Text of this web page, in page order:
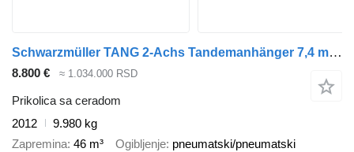
Schwarzmüller TANG 2-Achs Tandemanhänger 7,4 m EDSCHA
8.800 € ≈ 1.034.000 RSD
Prikolica sa ceradom
2012
9.980 kg
Zapremina 46 m³ Ogibljenje pneumatski/pneumatski